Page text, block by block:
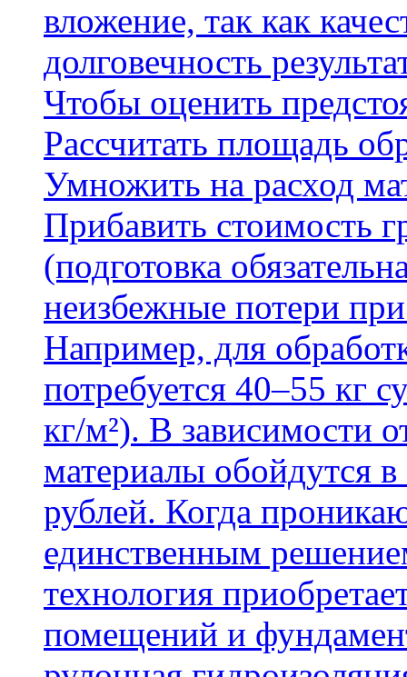
вложение, так как
долговечность
Чтобы оценить
Рассчитать площадь
Умножить на расход
Прибавить стоимость
(подготовка
неизбежные потери
Например, для
потребуется 40–55 кг
кг/м²). В зависимости
материалы обойдутся
рублей. Когда
единственным
технология
помещений и